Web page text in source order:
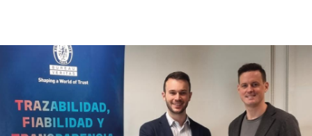
acuerdo service Facility Management